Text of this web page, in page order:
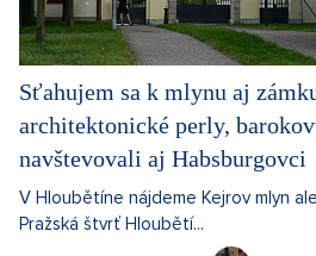
Sťahujem sa k mlynu aj
architektonické perly,
navštevovali aj Habsburgovci
V Hloubětíne nájdeme Kejrov mlyn
Pražská štvrť Hloubětí...